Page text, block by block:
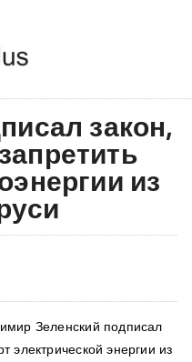
закон,
из
Зеленский подписал
электрической энергии из